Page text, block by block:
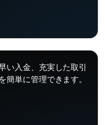
い入金、充実した取引
簡単に管理できます。